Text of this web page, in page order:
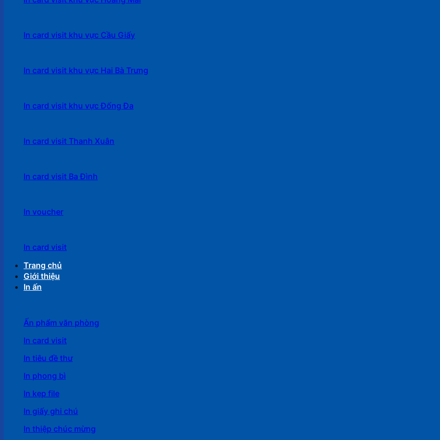
In card visit khu vực Cầu Giấy
In card visit khu vực Hai Bà Trưng
In card visit khu vực Đống Đa
In card visit Thanh Xuân
In card visit Ba Đình
In voucher
In card visit
Trang chủ
Giới thiệu
In ấn
Ấn phẩm văn phòng
In card visit
In tiêu đề thư
In phong bì
In kẹp file
In giấy ghi chú
In thiệp chúc mừng